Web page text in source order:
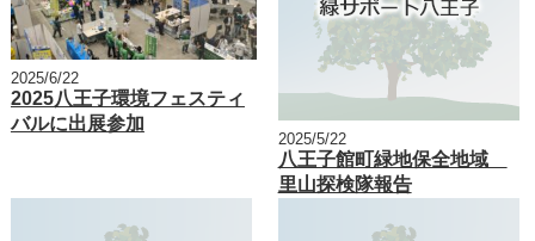
2025/6/22
2025八王子環境フェスティ
バルに出展参加
2025/5/22
八王子館町緑地保全地域
里山探検隊報告